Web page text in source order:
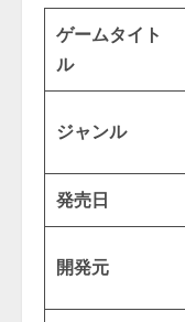
ゲームタイト
ル
ジャンル
発売日
開発元